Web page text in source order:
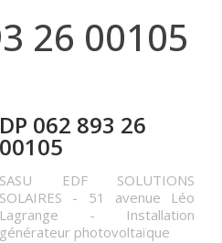
26 00105
DP 062 893 26
00105
SASU EDF SOLUTIONS
SOLAIRES - 51 avenue Léo
Lagrange - Installation
générateur photovoltaïque